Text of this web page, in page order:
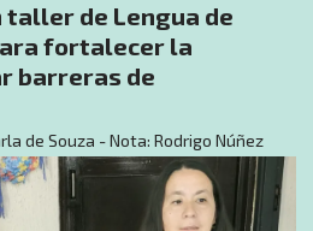
taller de Lengua de
fortalecer la
barreras de
de Souza - Nota: Rodrigo Núñez